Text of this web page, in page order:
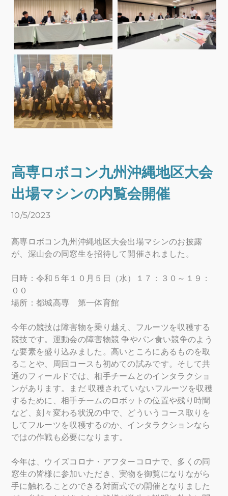
高専ロボコン九州沖縄地区大会
出場マシンの内覧会開催
10/5/2023
高専ロボコン九州沖縄地区大会出場マシンのお披露
が、深山会の同窓生を招待して開催されました。
日時：令和５年１０月５日（水）１７：３０～１９：
００
場所：都城高専 第一体育館
今年の競技は障害物を乗り越え、フルーツを収穫する
競技です。運動会の障害物競 争やパン食い競争のよう
な要素を盛り込みました。高いところにあるものを取
ることや、周回コースも初めての試みです。そして共
通のフィールドでは、相手チームとのインタラクショ
ンがあります。まだ 収穫されていないフルーツを収穫
するために、相手チームのロボットの位置や残り時間
など、刻々変わる状況の中で、どういうコース取りを
してフルーツを収穫するのか、インタラクションなら
ではの作戦も必要になります。
今年は、ウイズコロナ・アフターコロナで、多くの同
窓生の皆様に参加いただき、実物を御覧になりながら
手に触れることのできる対面式での開催となりました